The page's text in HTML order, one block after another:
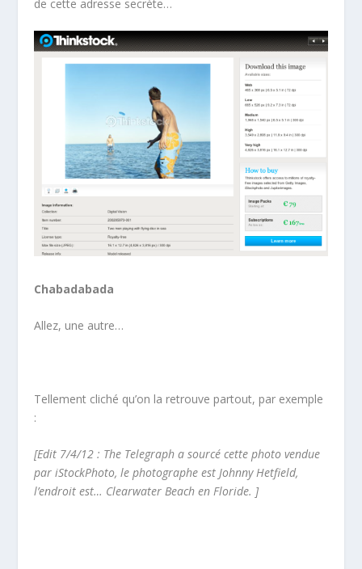
de cette adresse secrète…
Chabadabada
Allez, une autre…
Tellement cliché qu’on la retrouve partout, par exemple
:
[Edit 7/4/12 : The Telegraph a sourcé cette photo vendue
par iStockPhoto, le photographe est Johnny Hetfield,
l’endroit est… Clearwater Beach en Floride. ]